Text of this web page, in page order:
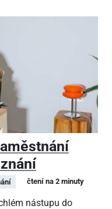
čtení na 2 minuty
nástupu do